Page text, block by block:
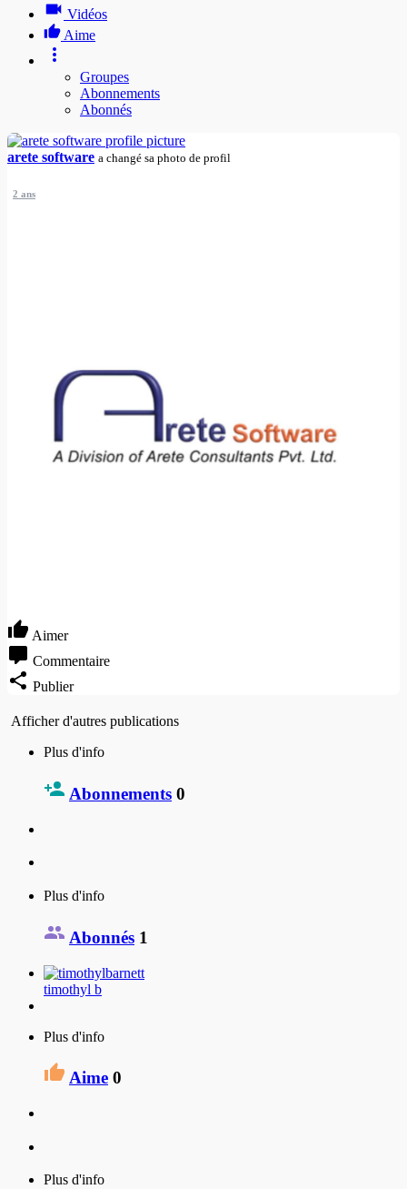
Vidéos
Aime
Groupes
Abonnements
Abonnés
arete software a changé sa photo de profil
2 ans
Aimer
Commentaire
Publier
Afficher d'autres publications
Plus d'info
Abonnements 0
Plus d'info
Abonnés 1
timothyl b
Plus d'info
Aime 0
Plus d'info